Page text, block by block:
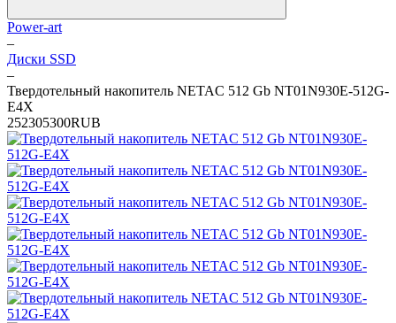
Power-art
–
Диски SSD
–
Твердотельный накопитель NETAC 512 Gb NT01N930E-512G-
E4X
252305300RUB